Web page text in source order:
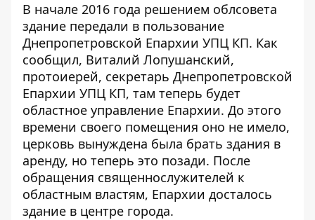
В начале 2016 года решением облсовета
здание передали в пользование
Днепропетровской Епархии УПЦ КП. Как
сообщил, Виталий Лопушанский,
протоиерей, секретарь Днепропетровской
Епархии УПЦ КП, там теперь будет
областное управление Епархии. До этого
времени своего помещения оно не имело,
церковь вынуждена была брать здания в
аренду, но теперь это позади. После
обращения священнослужителей к
областным властям, Епархии досталось
здание в центре города.